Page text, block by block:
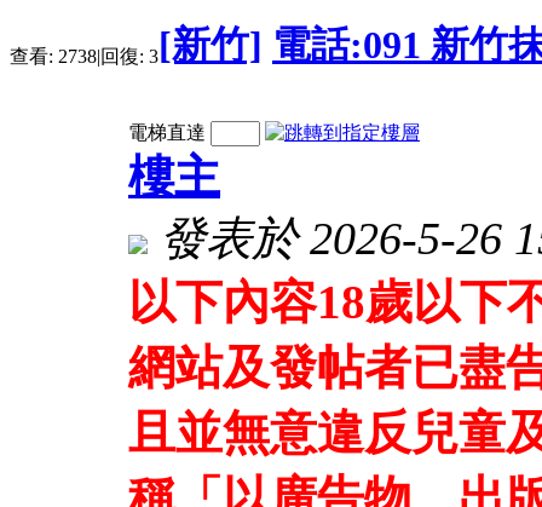
查看: 2738|回復: 3[新竹] 電話:091 新竹
電梯直達
樓主
發表於 2026-5-26
以下內容18歲以下
網站及發帖者已盡
且並無意違反兒童